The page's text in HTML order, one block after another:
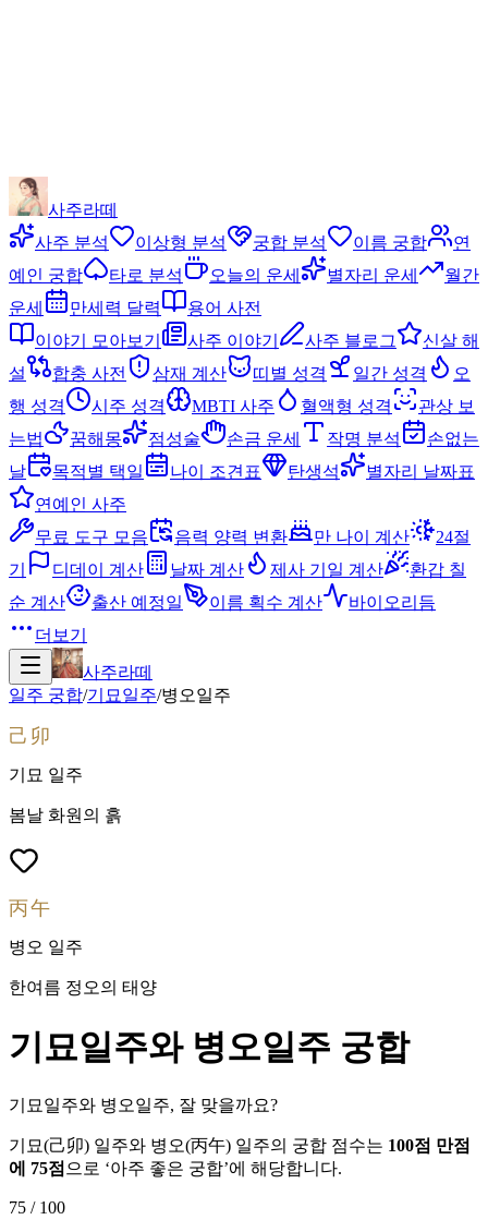
사주라떼
사주 분석
이상형 분석 궁합 분석 이름 궁합
연
예인 궁합
타로 분석 오늘의 운세 별자리 운세
월간
운세
만세력 달력
용어 사전
이야기 모아보기
사주 이야기 사주 블로그
신살 해
설
합충 사전 삼재 계산 띠별 성격 일간 성격
오
행 성격
시주 성격 MBTI 사주 혈액형 성격
관상 보
는법
꿈해몽 점성술 손금 운세 작명 분석
손없는
날
목적별 택일 나이 조견표 탄생석
별자리 날짜표
연예인 사주
무료 도구 모음
음력 양력 변환 만 나이 계산
24절
기
디데이 계산 날짜 계산 제사 기일 계산
환갑 칠
순 계산
출산 예정일 이름 획수 계산
바이오리듬
더보기
사주라떼
일주 궁합/기묘 일주/병오일주
己卯
기묘 일주
봄날 화원의 흙
丙午
병오 일주
한여름 정오의 태양
기묘일주와 병오일주 궁합
기묘일주와 병오일주, 잘 맞을까요?
기묘(己卯) 일주와 병오(丙午) 일주의 궁합 점수는 100점 만점
에 75점 으로 ‘아주 좋은 궁합’에 해당합니다.
75 / 100